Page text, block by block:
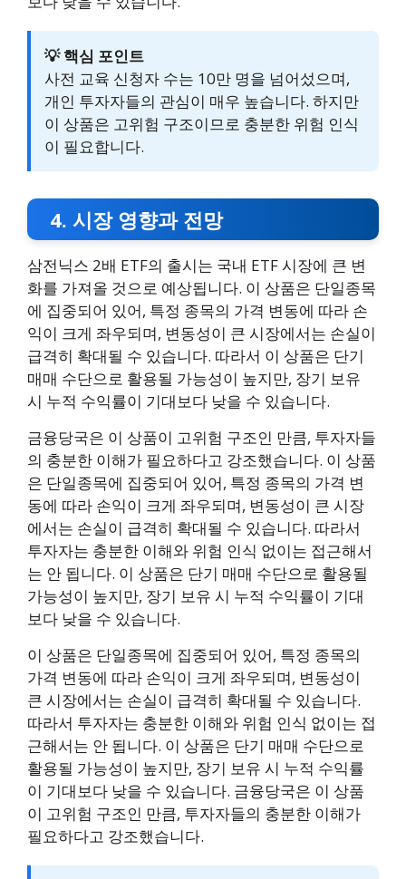
💡 핵심 포인트
사전 교육 신청자 수는 10만 명을 넘어섰으며,
개인 투자자들의 관심이 매우 높습니다. 하지만
이 상품은 고위험 구조이므로 충분한 위험 인식
이 필요합니다.
4. 시장 영향과 전망
삼전닉스 2배 ETF의 출시는 국내 ETF 시장에 큰 변
화를 가져올 것으로 예상됩니다. 이 상품은 단일종목
에 집중되어 있어, 특정 종목의 가격 변동에 따라 손
익이 크게 좌우되며, 변동성이 큰 시장에서는 손실이
급격히 확대될 수 있습니다. 따라서 이 상품은 단기
매매 수단으로 활용될 가능성이 높지만, 장기 보유
시 누적 수익률이 기대보다 낮을 수 있습니다.
금융당국은 이 상품이 고위험 구조인 만큼, 투자자들
의 충분한 이해가 필요하다고 강조했습니다. 이 상품
은 단일종목에 집중되어 있어, 특정 종목의 가격 변
동에 따라 손익이 크게 좌우되며, 변동성이 큰 시장
에서는 손실이 급격히 확대될 수 있습니다. 따라서
투자자는 충분한 이해와 위험 인식 없이는 접근해서
는 안 됩니다. 이 상품은 단기 매매 수단으로 활용될
가능성이 높지만, 장기 보유 시 누적 수익률이 기대
보다 낮을 수 있습니다.
이 상품은 단일종목에 집중되어 있어, 특정 종목의
가격 변동에 따라 손익이 크게 좌우되며, 변동성이
큰 시장에서는 손실이 급격히 확대될 수 있습니다.
따라서 투자자는 충분한 이해와 위험 인식 없이는 접
근해서는 안 됩니다. 이 상품은 단기 매매 수단으로
활용될 가능성이 높지만, 장기 보유 시 누적 수익률
이 기대보다 낮을 수 있습니다. 금융당국은 이 상품
이 고위험 구조인 만큼, 투자자들의 충분한 이해가
필요하다고 강조했습니다.